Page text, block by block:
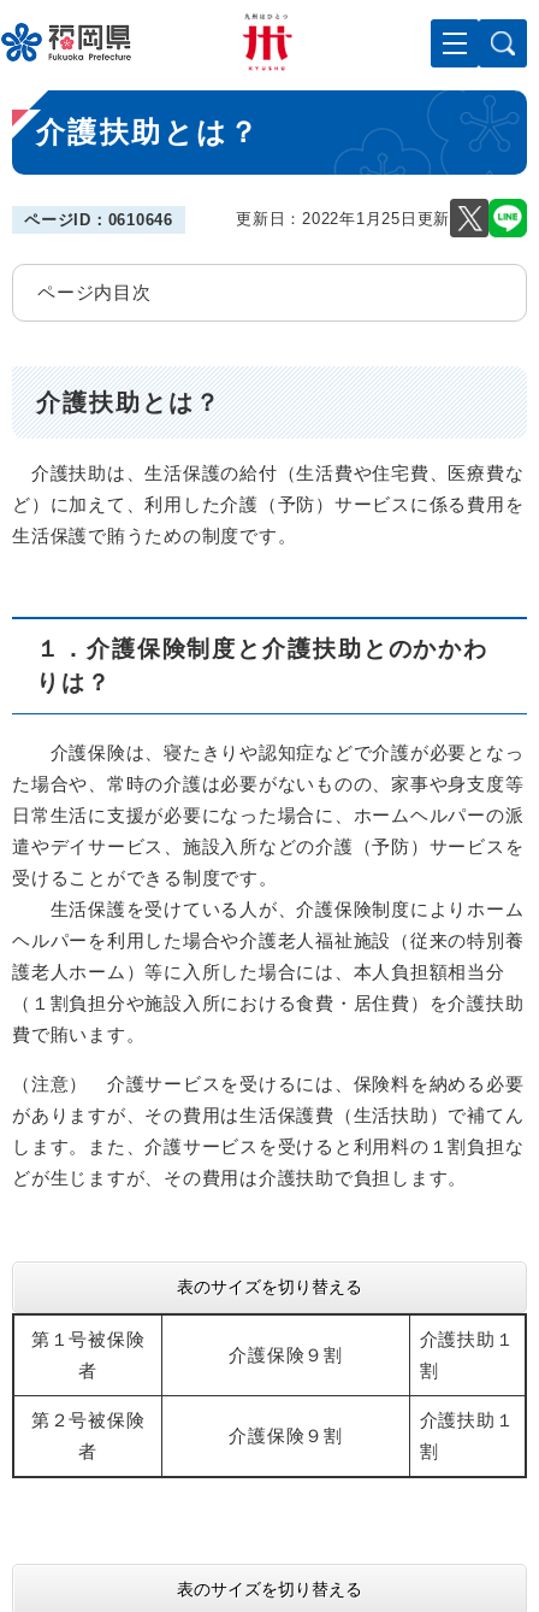
ー
ジ
先
頭
で
メニューを飛ばして本文へ
本
文
介護扶助とは？
ページID：0610646 更新日：2022年1月25日更新
ページ内目次
介護扶助とは？
介護扶助は、生活保護の給付（生活費や住宅費、医療費な
ど）に加えて、利用した介護（予防）サービスに係る費用を
生活保護で賄うための制度です。
１．介護保険制度と介護扶助とのかかわ
りは？
介護保険は、寝たきりや認知症などで介護が必要となっ
た場合や、常時の介護は必要がないものの、家事や身支度等
日常生活に支援が必要になった場合に、ホームヘルパーの派
遣やデイサービス、施設入所などの介護（予防）サービスを
受けることができる制度です。
生活保護を受けている人が、介護保険制度によりホーム
ヘルパーを利用した場合や介護老人福祉施設（従来の特別養
護老人ホーム）等に入所した場合には、本人負担額相当分
（１割負担分や施設入所における食費・居住費）を介護扶助
費で賄います。
（注意） 介護サービスを受けるには、保険料を納める必要
がありますが、その費用は生活保護費（生活扶助）で補てん
します。また、介護サービスを受けると利用料の１割負担な
どが生じますが、その費用は介護扶助で負担します。
表のサイズを切り替える
第１号被保険
者
介護保険９割
介護扶助１
割
第２号被保険
者
介護保険９割
介護扶助１
割
表のサイズを切り替える